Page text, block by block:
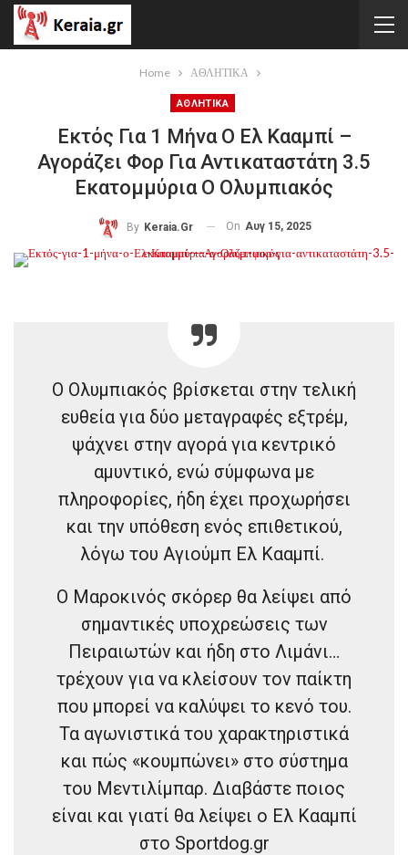
Home ΑΘΛΗΤΙΚΑ
ΑΘΛΗΤΙΚΑ
Εκτός Για 1 Μήνα Ο Ελ Κααμπί –
Αγοράζει Φορ Για Αντικαταστάτη 3.5
Εκατομμύρια Ο Ολυμπιακός
By Keraia.gr On Αυγ 15, 2025
Ο Ολυμπιακός βρίσκεται στην τελική
ευθεία για δύο μεταγραφές εξτρέμ,
ψάχνει στην αγορά για κεντρικό
αμυντικό, ενώ σύμφωνα με
πληροφορίες, ήδη έχει προχωρήσει
και την υπόθεση ενός επιθετικού,
λόγω του Αγιούμπ Ελ Κααμπί.
Ο Μαροκινός σκόρερ θα λείψει από
σημαντικές υποχρεώσεις των
Πειραιωτών και ήδη στο Λιμάνι…
τρέχουν για να κλείσουν τον παίκτη
που μπορεί να καλύψει το κενό του.
Τα αγωνιστικά του χαρακτηριστικά
και πώς «κουμπώνει» στο σύστημα
του Μεντιλίμπαρ. Διαβάστε ποιος
είναι και γιατί θα λείψει ο Ελ Κααμπί
στο Sportdog.gr